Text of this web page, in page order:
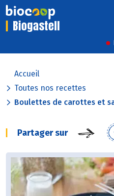
Biogastell
Accueil
Toutes nos recettes
Boulettes de carottes et
Partager sur